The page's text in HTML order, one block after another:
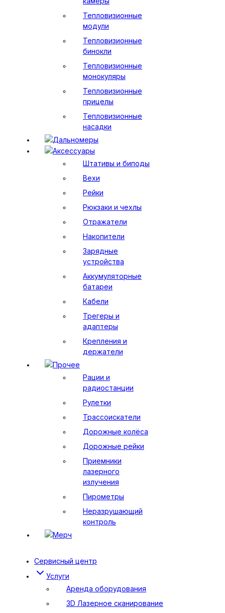
Тепловизионные
модули
Тепловизионные
бинокли
Тепловизионные
монокуляры
Тепловизионные
прицелы
Тепловизионные
насадки
Дальномеры
Аксессуары
Штативы и биподы
Вехи
Рейки
Рюкзаки и чехлы
Отражатели
Накопители
Зарядные
устройства
Аккумуляторные
батареи
Кабели
Трегеры и
адаптеры
Крепления и
держатели
Прочее
Рации и
радиостанции
Рулетки
Трассоискатели
Дорожные колёса
Дорожные рейки
Приемники
лазерного
излучения
Пирометры
Неразрушающий
контроль
Мерч
Сервисный центр
Услуги
Аренда оборудования
3D Лазерное сканирование